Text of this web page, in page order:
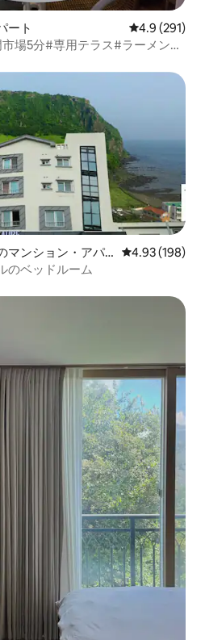
ート レビュー291
4.9 (291)
場5分#専用テラス#ラーメン、
す。
マンション・アパ
レビュー198
4.93 (198)
のベッドルーム